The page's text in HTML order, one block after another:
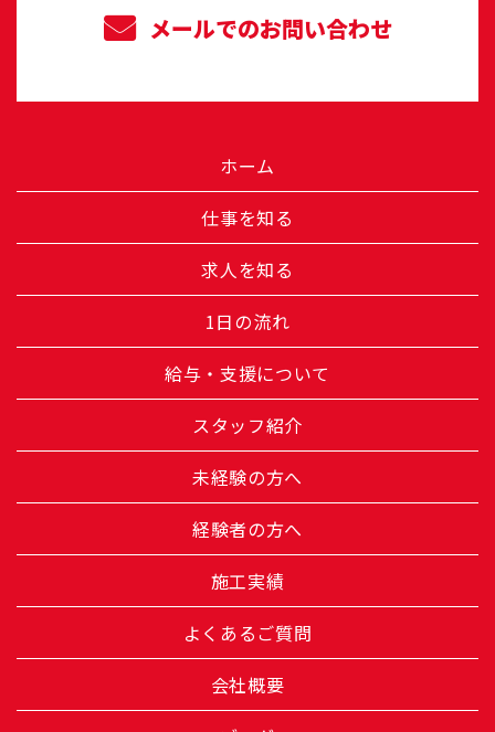
メールでのお問い合わせ
ホーム
仕事を知る
求人を知る
1日の流れ
給与・支援について
スタッフ紹介
未経験の方へ
経験者の方へ
施工実績
よくあるご質問
会社概要